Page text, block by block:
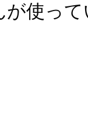
使って